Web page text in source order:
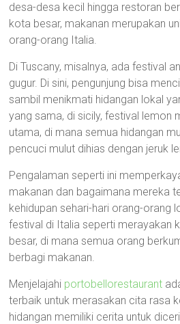
desa-desa kecil hingga restoran
kota besar, makanan merupakan
orang-orang Italia.
Di Tuscany, misalnya, ada festival
gugur. Di sini, pengunjung bisa
sambil menikmati hidangan lokal
yang sama, di sicily, festival lemon
utama, di mana semua hidangan
pencuci mulut dihias dengan jeruk
Pengalaman seperti ini
makanan dan bagaimana mereka
kehidupan sehari-hari orang-orang
festival di Italia seperti merayakan
besar, di mana semua orang
berbagi makanan.
Menjelajahi portobellorestaurant
terbaik untuk merasakan cita rasa
hidangan memiliki cerita untuk